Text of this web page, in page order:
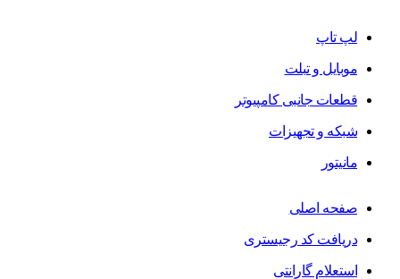
لپ تاپ
موبایل و تبلت
قطعات جانبی کامپیوتر
شبکه و تجهیزات
مانیتور
صفحه اصلی
دریافت کد رجیستری
استعلام گارانتی